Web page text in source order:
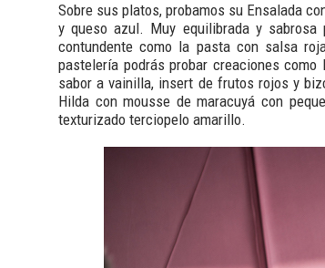
Sobre sus platos, probamos su Ensalada
y queso azul. Muy equilibrada y sabrosa
contundente como la pasta con salsa
pastelería podrás probar creaciones
sabor a vainilla, insert de frutos rojos y
Hilda con mousse de maracuyá con
texturizado terciopelo amarillo.